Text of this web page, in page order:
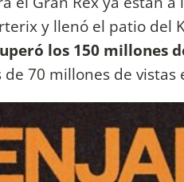
y llenó el patio del
los 150 millones
70 millones de vistas